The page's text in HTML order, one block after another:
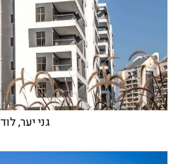
גני יער, לוד